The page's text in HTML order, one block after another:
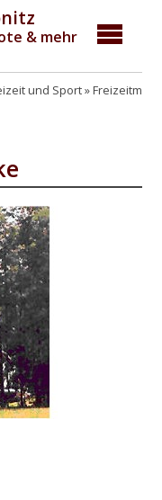
& mehr
und Sport